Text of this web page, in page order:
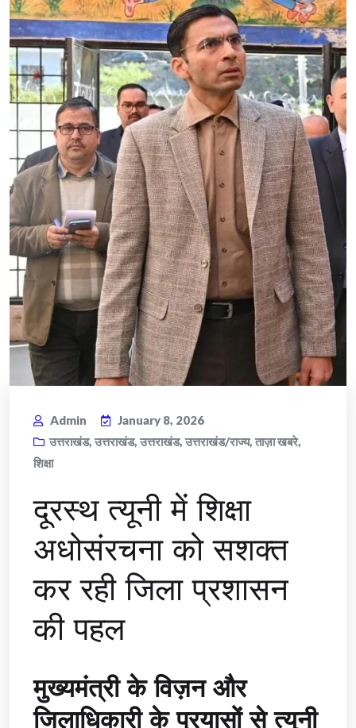
Admin
January 8, 2026
उत्तराखंड, उत्तराखंड, उत्तराखंड, उत्तराखंड/राज्य, ताज़ा खबरे,
शिक्षा
दूरस्थ त्यूनी में शिक्षा
अधोसंरचना को सशक्त
कर रही जिला प्रशासन
की पहल
मुख्यमंत्री के विज़न और
जिलाधिकारी के प्रयासों से त्यूनी